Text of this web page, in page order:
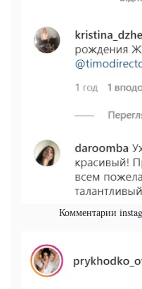
Комментарии